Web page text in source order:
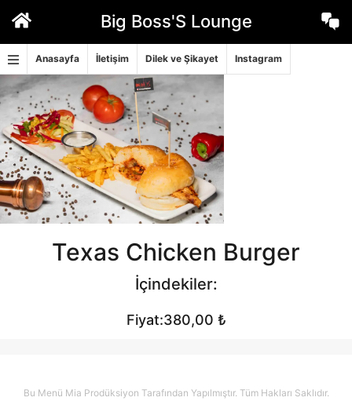
Big Boss'S Lounge
Anasayfa İletişim Dilek ve Şikayet Instagram
Texas Chicken Burger
İçindekiler:
Fiyat:380,00 ₺
Bu Menü Mia Prodüksiyon Tarafından Yapılmıştır. Tüm Hakları Saklıdır.